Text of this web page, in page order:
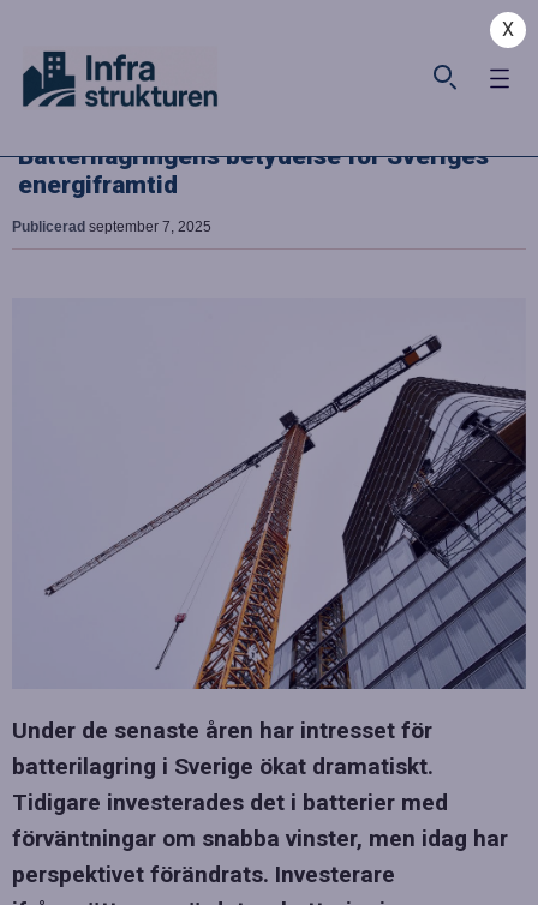
X
Batterilagringens betydelse för Sveriges
energiframtid
Publicerad september 7, 2025
Under de senaste åren har intresset för
batterilagring i Sverige ökat dramatiskt.
Tidigare investerades det i batterier med
förväntningar om snabba vinster, men idag har
perspektivet förändrats. Investerare